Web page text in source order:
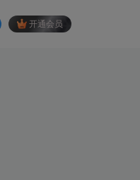
开通会员